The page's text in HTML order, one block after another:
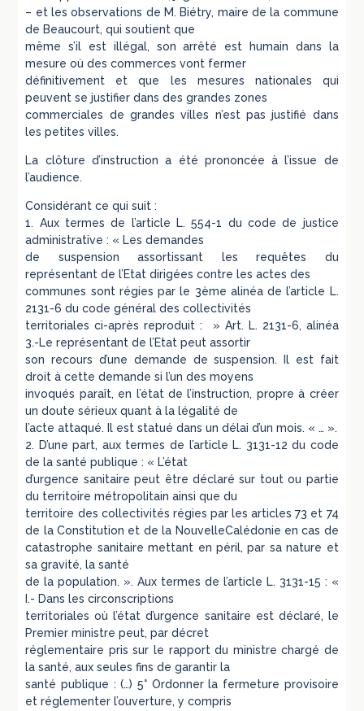
– et les observations de M. Biétry, maire de la commune
de Beaucourt, qui soutient que
même s’il est illégal, son arrêté est humain dans la
mesure où des commerces vont fermer
définitivement et que les mesures nationales qui
peuvent se justifier dans des grandes zones
commerciales de grandes villes n’est pas justifié dans
les petites villes.
La clôture d’instruction a été prononcée à l’issue de
l’audience.
Considérant ce qui suit :
1. Aux termes de l’article L. 554-1 du code de justice
administrative : « Les demandes
de suspension assortissant les requêtes du
représentant de l’Etat dirigées contre les actes des
communes sont régies par le 3ème alinéa de l’article L.
2131-6 du code général des collectivités
territoriales ci-après reproduit : » Art. L. 2131-6, alinéa
3.-Le représentant de l’Etat peut assortir
son recours d’une demande de suspension. Il est fait
droit à cette demande si l’un des moyens
invoqués paraît, en l’état de l’instruction, propre à créer
un doute sérieux quant à la légalité de
l’acte attaqué. Il est statué dans un délai d’un mois. « … ».
2. D’une part, aux termes de l’article L. 3131-12 du code
de la santé publique : « L’état
d’urgence sanitaire peut être déclaré sur tout ou partie
du territoire métropolitain ainsi que du
territoire des collectivités régies par les articles 73 et 74
de la Constitution et de la NouvelleCalédonie en cas de
catastrophe sanitaire mettant en péril, par sa nature et
sa gravité, la santé
de la population. ». Aux termes de l’article L. 3131-15 : «
I.- Dans les circonscriptions
territoriales où l’état d’urgence sanitaire est déclaré, le
Premier ministre peut, par décret
réglementaire pris sur le rapport du ministre chargé de
la santé, aux seules fins de garantir la
santé publique : (…) 5° Ordonner la fermeture provisoire
et réglementer l’ouverture, y compris